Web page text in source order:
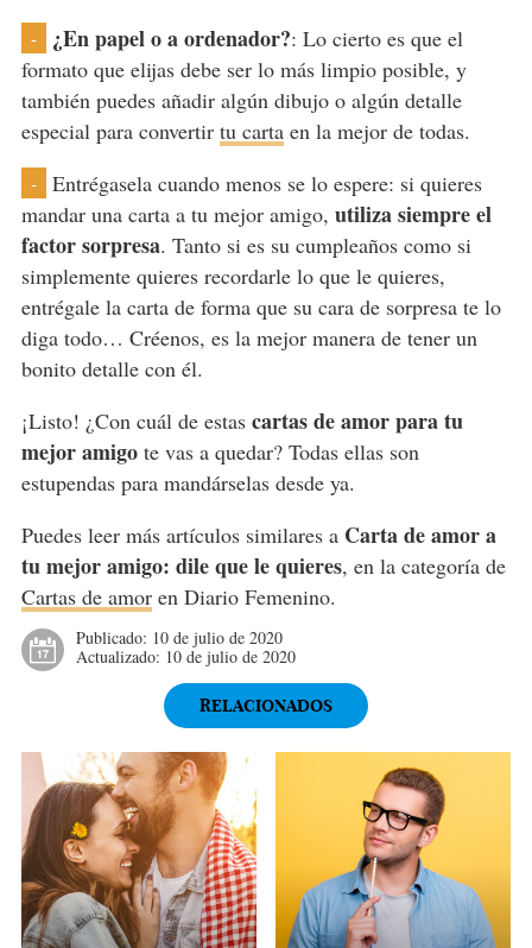
- ¿En papel o a ordenador?: Lo cierto es que el
formato que elijas debe ser lo más limpio posible, y
también puedes añadir algún dibujo o algún detalle
especial para convertir tu cartaen la mejor de todas.
-
Entrégasela cuando menos se lo espere: si quieres
mandar una carta a tu mejor amigo, utiliza siempre el
factor sorpresa. Tanto si es su cumpleaños como si
simplemente quieres recordarle lo que le quieres,
entrégale la carta de forma que su cara de sorpresa te lo
diga todo… Créenos, es la mejor manera de tener un
bonito detalle con él.
¡Listo! ¿Con cuál de estas cartas de amor para tu
mejor amigote vas a quedar? Todas ellas son
estupendas para mandárselas desde ya.
Puedes leer más artículos similares a Carta de amor a
tu mejor amigo: dile que le quieres, en la categoría de
Cartas de amoren Diario Femenino.
Publicado: 10 de julio de 2020
Actualizado: 10 de julio de 2020
RELACIONADOS